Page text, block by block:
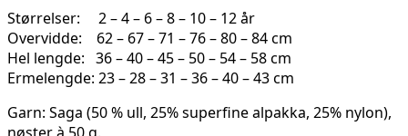
Størrelser: 2 – 4 – 6 – 8 – 10 – 12 år
Overvidde: 62 – 67 – 71 – 76 – 80 – 84 cm
Hel lengde: 36 – 40 – 45 – 50 – 54 – 58 cm
Ermelengde: 23 – 28 – 31 – 36 – 40 – 43 cm
Garn: Saga (50 % ull, 25% superfine alpakka, 25% nylon),
nøster à 50 g.